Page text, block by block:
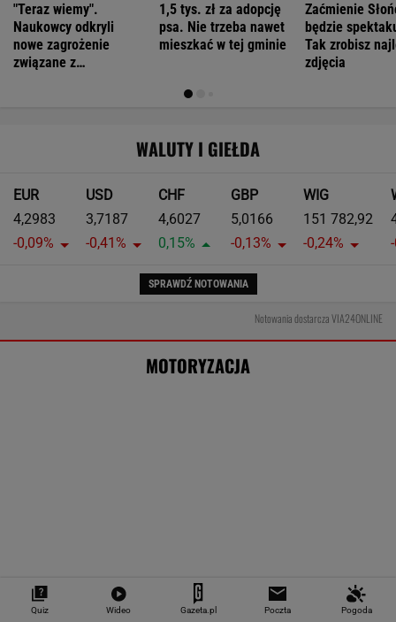
"Teraz wiemy".
Naukowcy odkryli
nowe zagrożenie
związane z
1,5 tys. zł za adopcję
psa. Nie trzeba nawet
mieszkać w tej gminie
Zaćmienie
będzie
Tak zrobisz
zdjęcia
WALUTY I GIEŁDA
EUR
4,2983
-0,09%
USD
3,7187
-0,41%
CHF
4,6027
0,15%
GBP
5,0166
-0,13%
WIG
151 782,92
-0,24%
SPRAWDŹ NOTOWANIA
Notowania dostarcza VIA24ONLINE
MOTORYZACJA
Quiz Wideo Gazeta.pl Poczta Pogoda